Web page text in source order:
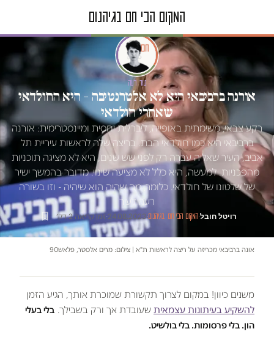
טור דעה
אורנה ברביבאי היא לא אלטרנטיבה – היא החולדאי
שאחרי חולדאי
רקע צבאי, משימתית באופייה, ליברלית יחסית ומיינסטרימית: אורנה
ברביבאי היא כמו חולדאי הבת. בריצה שלה לראשות עיריית תל
אביב, העיר שאליה עברה רק לפני שש שנים, היא לא מציגה תוכניות
מהפכניות. למעשה, היא כלל לא מציעה שינוי. מדובר בהמשך ישיר
של שלטונו של חולדאי. כלומר, מה שהיה הוא שיהיה - וזו בשורה
רעה לעיר
רויטל חובל·המקום הכי חם בגיהנום·
24.08.2023
·זמן קריאה 2 דק׳
אונה ברביבאי מכריזה על ריצה לראשות ת"א | צילום: מרים אלסטר, פלאש90
משנים כיוון! במקום לצרוך תקשורת שמוכרת אותך, הגיע הזמן
להשקיע בעיתונות עצמאית שעובדת אך ורק בשבילך. בלי בעלי
הון. בלי פרסומות. בלי בולשיט.